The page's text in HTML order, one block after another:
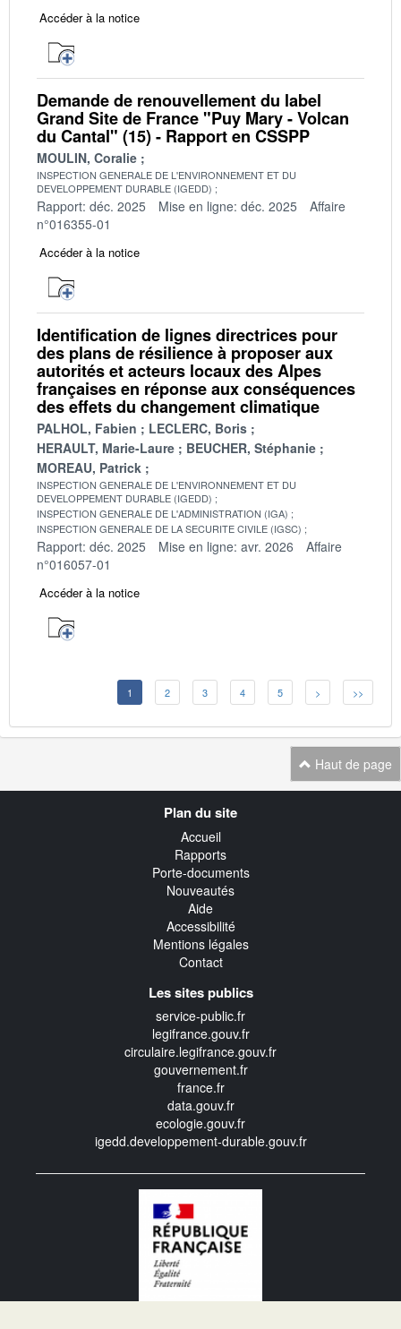
Accéder à la notice
Demande de renouvellement du label
Grand Site de France "Puy Mary - Volcan
du Cantal" (15) - Rapport en CSSPP
MOULIN, Coralie
INSPECTION GENERALE DE L'ENVIRONNEMENT ET DU
DEVELOPPEMENT DURABLE (IGEDD)
Rapport: déc. 2025 Mise en ligne: déc. 2025
Affaire
n°016355-01
Accéder à la notice
Identification de lignes directrices pour
des plans de résilience à proposer aux
autorités et acteurs locaux des Alpes
françaises en réponse aux conséquences
des effets du changement climatique
PALHOL, Fabien
LECLERC, Boris
HERAULT, Marie-Laure
BEUCHER, Stéphanie
MOREAU, Patrick
INSPECTION GENERALE DE L'ENVIRONNEMENT ET DU
DEVELOPPEMENT DURABLE (IGEDD)
INSPECTION GENERALE DE L'ADMINISTRATION (IGA)
INSPECTION GENERALE DE LA SECURITE CIVILE (IGSC)
Rapport: déc. 2025 Mise en ligne: avr. 2026
Affaire
n°016057-01
Accéder à la notice
1 2 3 4 5 > >>
Haut de page
Plan du site
Accueil
Rapports
Porte-documents
Nouveautés
Aide
Accessibilité
Mentions légales
Contact
Les sites publics
service-public.fr
legifrance.gouv.fr
circulaire.legifrance.gouv.fr
gouvernement.fr
france.fr
data.gouv.fr
ecologie.gouv.fr
igedd.developpement-durable.gouv.fr